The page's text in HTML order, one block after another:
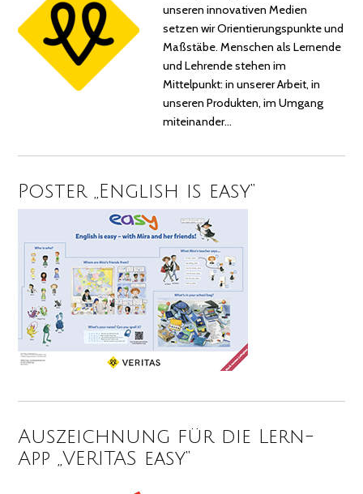
unseren innovativen Medien
setzen wir Orientierungspunkte und
Maßstäbe. Menschen als Lernende
und Lehrende stehen im
Mittelpunkt: in unserer Arbeit, in
unseren Produkten, im Umgang
miteinander…
Poster „English is easy“
Auszeichnung für die Lern-
App „VERITAS easy“